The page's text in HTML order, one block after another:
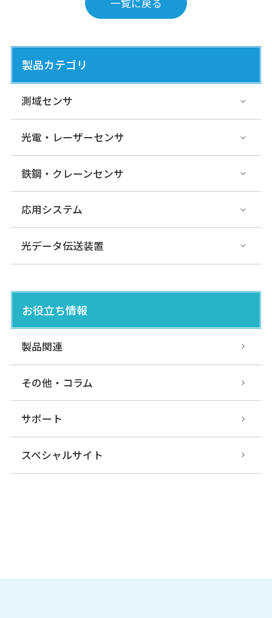
一覧に戻る
製品カテゴリ
測域センサ
光電・レーザーセンサ
鉄鋼・クレーンセンサ
応用システム
光データ伝送装置
お役立ち情報
製品関連
その他・コラム
サポート
スペシャルサイト